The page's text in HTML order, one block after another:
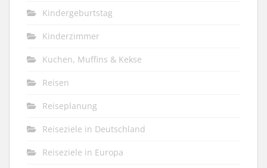
Kindergeburtstag
Kinderzimmer
Kuchen, Muffins & Kekse
Reisen
Reiseplanung
Reiseziele in Deutschland
Reiseziele in Europa